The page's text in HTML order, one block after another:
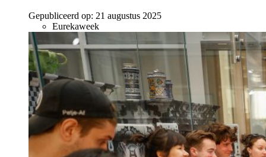
Gepubliceerd op: 21 augustus 2025
Eurekaweek